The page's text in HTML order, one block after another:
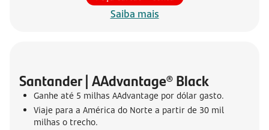
Saiba mais
Santander | AAdvantage® Black
Ganhe até 5 milhas AAdvantage por dólar gasto.
Viaje para a América do Norte a partir de 30 mil
milhas o trecho.